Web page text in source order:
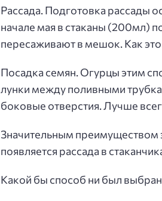
Рассада. Подготовка рассады
начале мая в стаканы (200мл)
пересаживают в мешок. Как это
Посадка семян. Огурцы этим
лунки между поливными
боковые отверстия. Лучше
Значительным преимуществом
появляется рассада в
Какой бы способ ни был